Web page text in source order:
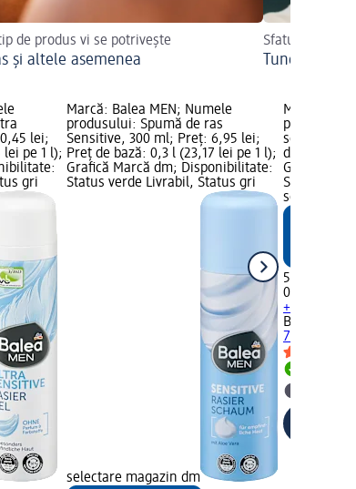
de produs vi se potrivește
și altele asemenea
Sfaturi utile
Tunderea
lei;
lei pe 1 l);
gri
Marcă: Balea MEN; Numele
produsului: Spumă de ras
Sensitive, 300 ml; Preț: 6,95 lei;
Preț de bază: 0,3 l (23,17 lei pe 1 l);
Grafică Marcă dm; Disponibilitate:
Status verde Livrabil, Status gri
selectare magazin dm
Marcă:
produsului:
sensitive,
de bază:
Grafică
Status
selectare
5,45 lei
0,075 l
+ 1 altă
Balea MEN
75 ml